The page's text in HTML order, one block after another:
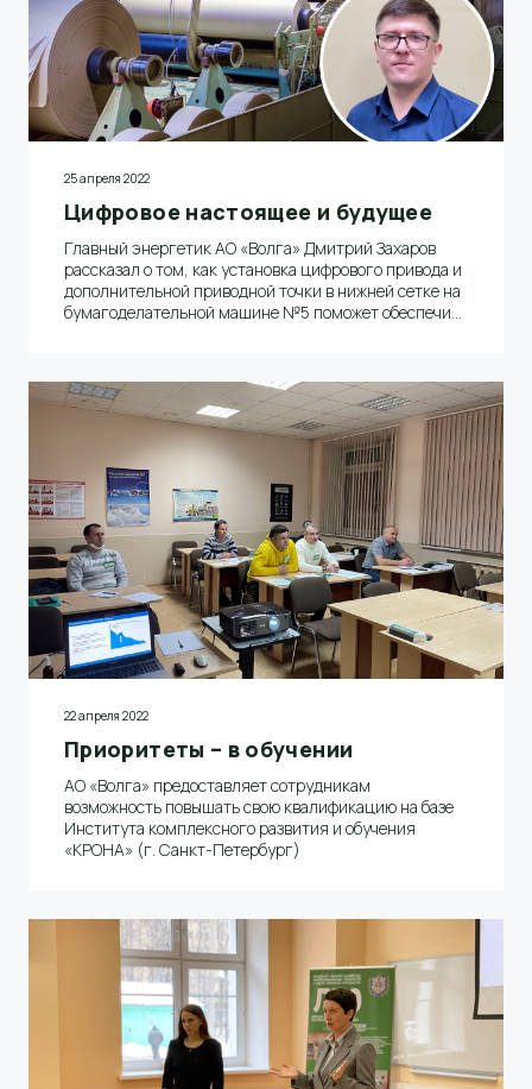
25 апреля 2022
Цифровое настоящее и будущее
Главный энергетик АО «Волга» Дмитрий Захаров
рассказал о том, как установка цифрового привода и
дополнительной приводной точки в нижней сетке на
бумагоделательной машине №5 поможет обеспечить
22 апреля 2022
Приоритеты – в обучении
АО «Волга» предоставляет сотрудникам
возможность повышать свою квалификацию на базе
Института комплексного развития и обучения
«КРОНА» (г. Санкт-Петербург)